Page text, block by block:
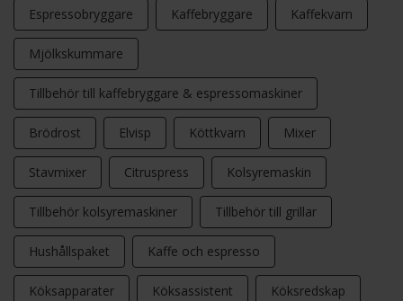
Espressobryggare Kaffebryggare Kaffekvarn
Mjölkskummare
Tillbehör till kaffebryggare & espressomaskiner
Brödrost Elvisp Köttkvarn Mixer
Stavmixer Citruspress Kolsyremaskin
Tillbehör kolsyremaskiner Tillbehör till grillar
Hushållspaket Kaffe och espresso
Köksapparater Köksassistent Köksredskap